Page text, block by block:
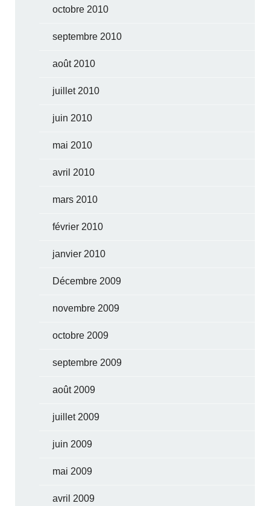
octobre 2010
septembre 2010
août 2010
juillet 2010
juin 2010
mai 2010
avril 2010
mars 2010
février 2010
janvier 2010
Décembre 2009
novembre 2009
octobre 2009
septembre 2009
août 2009
juillet 2009
juin 2009
mai 2009
avril 2009